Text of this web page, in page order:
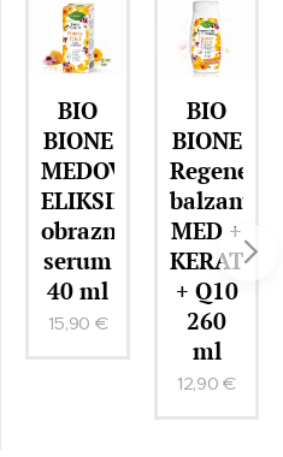
BIO
BIONE
MEDOVI
ELIKSIR
obrazno
serum
40 ml
15,90 €
BIO
BIONE
balzam
MED +
KERATIN
+ Q10
260
ml
12,90 €